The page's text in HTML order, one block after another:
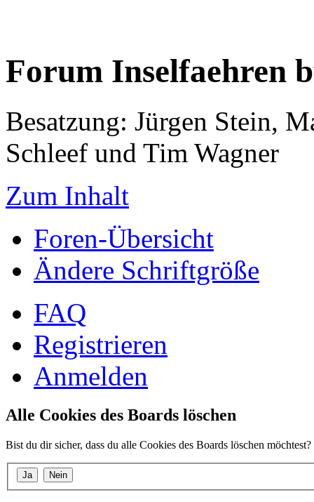
Forum Inselfaehren
Besatzung: Jürgen Stein,
Schleef und Tim Wagner
Zum Inhalt
Foren-Übersicht
Ändere Schriftgröße
FAQ
Registrieren
Anmelden
Alle Cookies des Boards löschen
Bist du dir sicher, dass du alle Cookies des Boards löschen möchtest?